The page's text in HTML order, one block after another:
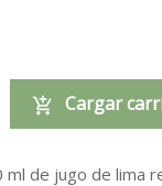
Cargar
de jugo de lima